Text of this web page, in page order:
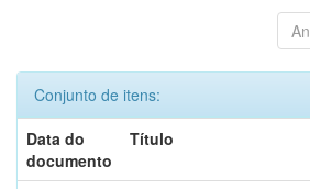
Conjunto de itens:
Data do
documento
Título